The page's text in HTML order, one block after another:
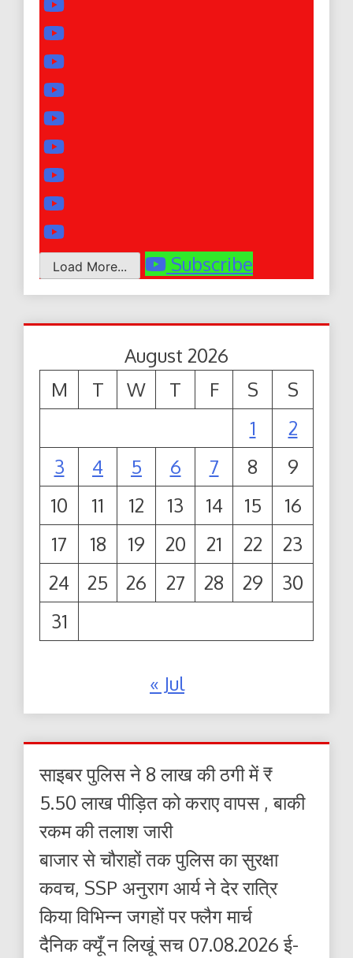
Load More... Subscribe
August 2026
M
T W T F S
S
1
2
3
4 5 6 7 8
9
10
11 12 13 14 15
16
17
18 19 20 21 22
23
24
25 26 27 28 29
30
31
« Jul
साइबर पुलिस ने 8 लाख की ठगी में ₹
5.50 लाख पीड़ित को कराए वापस , बाकी
रकम की तलाश जारी
बाजार से चौराहों तक पुलिस का सुरक्षा
कवच, SSP अनुराग आर्य ने देर रात्रि
किया विभिन्न जगहों पर फ्लैग मार्च
दैनिक क्यूँ न लिखूं सच 07.08.2026 ई-